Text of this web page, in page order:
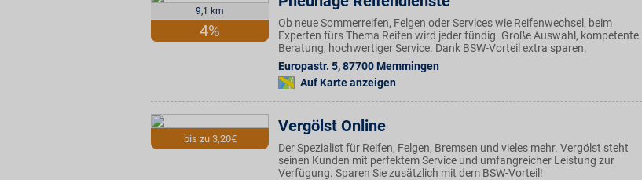
9,1 km
4%
Ob neue Sommerreifen, Felgen oder Services wie Reifenwechsel, beim
Experten fürs Thema Reifen wird jeder fündig. Große Auswahl, kompetente
Beratung, hochwertiger Service. Dank BSW-Vorteil extra sparen.
Europastr. 5,87700 Memmingen
Auf Karte anzeigen
bis zu 3,20€
Vergölst Online
Der Spezialist für Reifen, Felgen, Bremsen und vieles mehr. Vergölst steht
seinen Kunden mit perfektem Service und umfangreicher Leistung zur
Verfügung. Sparen Sie zusätzlich mit dem BSW-Vorteil!